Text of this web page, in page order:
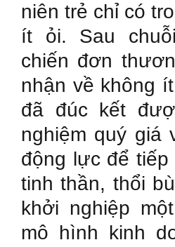
niên trẻ chỉ có
ít ỏi. Sau
chiến đơn
nhận về không
đã đúc kết
nghiệm quý giá
động lực để tiếp
tinh thần, thổi
khởi nghiệp
mô hình kinh